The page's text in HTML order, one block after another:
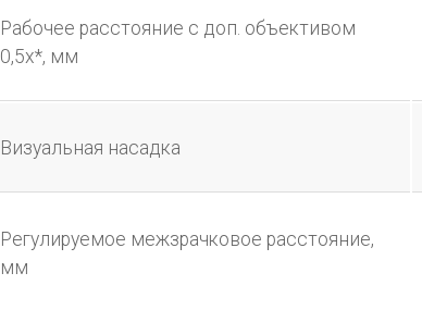
Рабочее расстояние с доп. объективом
0,5х*, мм
Визуальная насадка
Регулируемое межзрачковое расстояние,
мм